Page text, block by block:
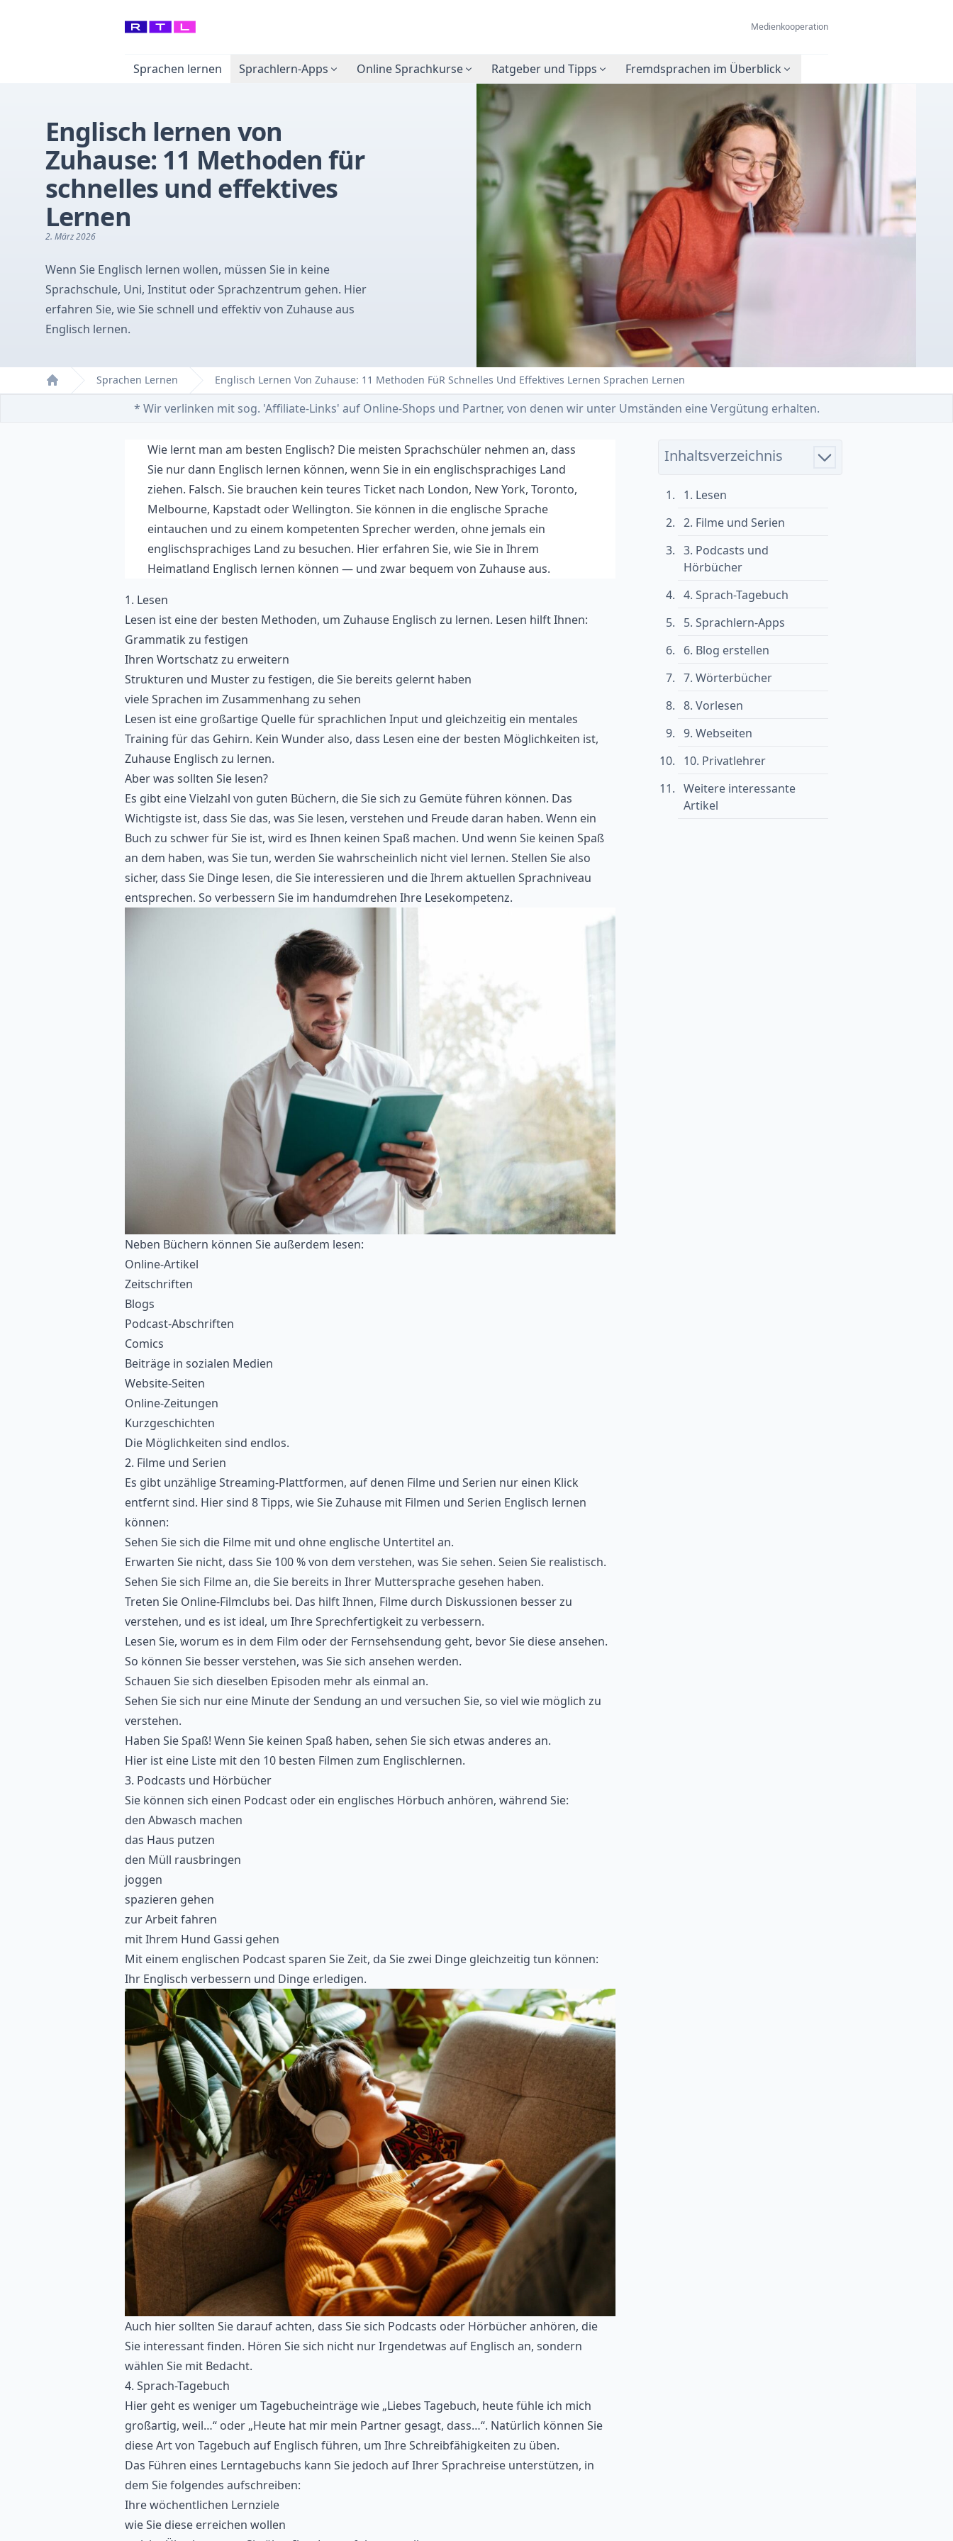
Medienkooperation
Sprachen lernen Sprachlern-Apps Online Sprachkurse Ratgeber und Tipps Fremdsprachen im Überblick
Englisch lernen von
Zuhause: 11 Methoden für
schnelles und effektives
Lernen
2. März 2026
Wenn Sie Englisch lernen wollen, müssen Sie in keine
Sprachschule, Uni, Institut oder Sprachzentrum gehen. Hier
erfahren Sie, wie Sie schnell und effektiv von Zuhause aus
Englisch lernen.
Home
Sprachen Lernen Englisch Lernen Von Zuhause: 11 Methoden FüR Schnelles Und Effektives Lernen Sprachen Lernen
* Wir verlinken mit sog. 'Affiliate-Links' auf Online-Shops und Partner, von denen wir unter Umständen eine Vergütung erhalten.
Wie lernt man am besten Englisch? Die meisten Sprachschüler nehmen an, dass
Sie nur dann Englisch lernen können, wenn Sie in ein englischsprachiges Land
ziehen. Falsch. Sie brauchen kein teures Ticket nach London, New York, Toronto,
Melbourne, Kapstadt oder Wellington. Sie können in die englische Sprache
eintauchen und zu einem kompetenten Sprecher werden, ohne jemals ein
englischsprachiges Land zu besuchen. Hier erfahren Sie, wie Sie in Ihrem
Heimatland Englisch lernen können — und zwar bequem von Zuhause aus.
1. Lesen
Lesen ist eine der besten Methoden, um Zuhause Englisch zu lernen. Lesen hilft Ihnen:
Grammatik zu festigen
Ihren Wortschatz zu erweitern
Strukturen und Muster zu festigen, die Sie bereits gelernt haben
viele Sprachen im Zusammenhang zu sehen
Lesen ist eine großartige Quelle für sprachlichen Input und gleichzeitig ein mentales
Training für das Gehirn. Kein Wunder also, dass Lesen eine der besten Möglichkeiten ist,
Zuhause Englisch zu lernen.
Aber was sollten Sie lesen?
Es gibt eine Vielzahl von guten Büchern, die Sie sich zu Gemüte führen können. Das
Wichtigste ist, dass Sie das, was Sie lesen, verstehen und Freude daran haben. Wenn ein
Buch zu schwer für Sie ist, wird es Ihnen keinen Spaß machen. Und wenn Sie keinen Spaß
an dem haben, was Sie tun, werden Sie wahrscheinlich nicht viel lernen. Stellen Sie also
sicher, dass Sie Dinge lesen, die Sie interessieren und die Ihrem aktuellen Sprachniveau
entsprechen. So verbessern Sie im handumdrehen Ihre Lesekompetenz.
Neben Büchern können Sie außerdem lesen:
Online-Artikel
Zeitschriften
Blogs
Podcast-Abschriften
Comics
Beiträge in sozialen Medien
Website-Seiten
Online-Zeitungen
Kurzgeschichten
Die Möglichkeiten sind endlos.
2. Filme und Serien
Es gibt unzählige Streaming-Plattformen, auf denen Filme und Serien nur einen Klick
entfernt sind. Hier sind 8 Tipps, wie Sie Zuhause mit Filmen und Serien Englisch lernen
können:
Sehen Sie sich die Filme mit und ohne englische Untertitel an.
Erwarten Sie nicht, dass Sie 100 % von dem verstehen, was Sie sehen. Seien Sie realistisch.
Sehen Sie sich Filme an, die Sie bereits in Ihrer Muttersprache gesehen haben.
Treten Sie Online-Filmclubs bei. Das hilft Ihnen, Filme durch Diskussionen besser zu
verstehen, und es ist ideal, um Ihre Sprechfertigkeit zu verbessern.
Lesen Sie, worum es in dem Film oder der Fernsehsendung geht, bevor Sie diese ansehen.
So können Sie besser verstehen, was Sie sich ansehen werden.
Schauen Sie sich dieselben Episoden mehr als einmal an.
Sehen Sie sich nur eine Minute der Sendung an und versuchen Sie, so viel wie möglich zu
verstehen.
Haben Sie Spaß! Wenn Sie keinen Spaß haben, sehen Sie sich etwas anderes an.
Hier ist eine Liste mit den 10 besten Filmen zum Englischlernen.
3. Podcasts und Hörbücher
Sie können sich einen Podcast oder ein englisches Hörbuch anhören, während Sie:
den Abwasch machen
das Haus putzen
den Müll rausbringen
joggen
spazieren gehen
zur Arbeit fahren
mit Ihrem Hund Gassi gehen
Mit einem englischen Podcastsparen Sie Zeit, da Sie zwei Dinge gleichzeitig tun können:
Ihr Englisch verbessern und Dinge erledigen.
Auch hier sollten Sie darauf achten, dass Sie sich Podcasts oder Hörbücher anhören, die
Sie interessant finden. Hören Sie sich nicht nur Irgendetwas auf Englisch an, sondern
wählen Sie mit Bedacht.
4. Sprach-Tagebuch
Hier geht es weniger um Tagebucheinträge wie „Liebes Tagebuch, heute fühle ich mich
großartig, weil…“ oder „Heute hat mir mein Partner gesagt, dass…“. Natürlich können Sie
diese Art von Tagebuch auf Englisch führen, um Ihre Schreibfähigkeiten zu üben.
Das Führen eines Lerntagebuchs kann Sie jedoch auf Ihrer Sprachreise unterstützen, in
dem Sie folgendes aufschreiben:
Ihre wöchentlichen Lernziele
wie Sie diese erreichen wollen
Inhaltsverzeichnis
1. Lesen
2. Filme und Serien
3. Podcasts und
Hörbücher
4. Sprach-Tagebuch
5. Sprachlern-Apps
6. Blog erstellen
7. Wörterbücher
8. Vorlesen
9. Webseiten
10. Privatlehrer
Weitere interessante
Artikel